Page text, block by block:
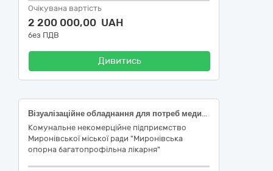
Очікувана вартість
2 200 000,00 UAH
без ПДВ
Дивитись
Візуалізаційне обладнання для потреб медицини, стоматології та ветеринарної медицини
Комунальне некомерційне підприємство
Миронівської міської ради "Миронівська
опорна багатопрофільна лікарня"